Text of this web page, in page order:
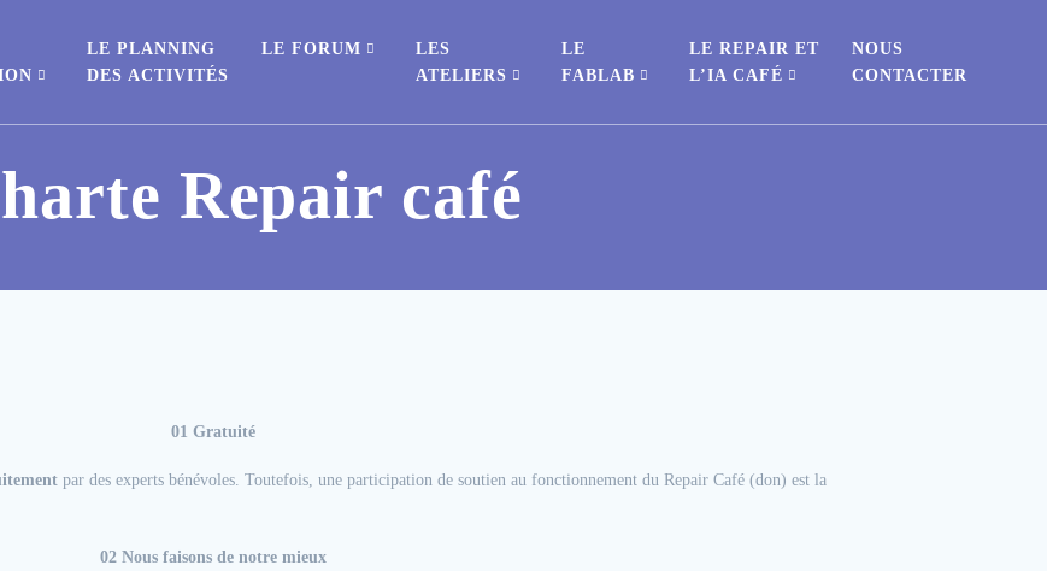
LE PLANNING
DES ACTIVITÉS
LE FORUM
LES
ATELIERS
LE
FABLAB
LE REPAIR ET
L’IA CAFÉ
NOUS
CONTACTER
Repair café
01 Gratuité
par des experts bénévoles. Toutefois, une participation de soutien au fonctionnement du Repair Café (don) est la
02 Nous faisons de notre mieux